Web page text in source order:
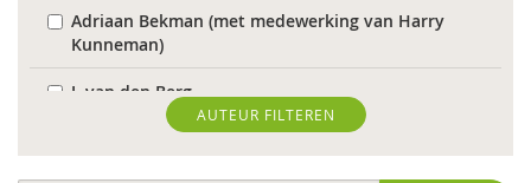
Adriaan Bekman (met medewerking van Harry
Kunneman)
J. van den Berg
Theo van den Bogaart
AUTEUR FILTEREN